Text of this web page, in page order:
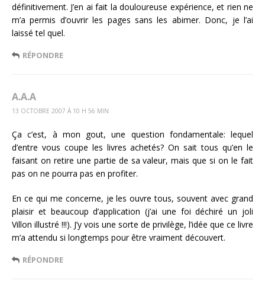
définitivement. J’en ai fait la douloureuse expérience, et rien ne
m’a permis d’ouvrir les pages sans les abimer. Donc, je l’ai
laissé tel quel.
RÉPONDRE
A.A.A
13 OCTOBRE 2007 Á 10 H 56 MIN
Ça c’est, à mon gout, une question fondamentale: lequel
d’entre vous coupe les livres achetés? On sait tous qu’en le
faisant on retire une partie de sa valeur, mais que si on le fait
pas on ne pourra pas en profiter.
En ce qui me concerne, je les ouvre tous, souvent avec grand
plaisir et beaucoup d’application (j’ai une foi déchiré un joli
Villon illustré !!!). J’y vois une sorte de privilège, l’idée que ce livre
m’a attendu si longtemps pour être vraiment découvert.
RÉPONDRE